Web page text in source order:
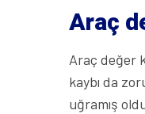
Araç
Araç değer
kaybı da
uğramış